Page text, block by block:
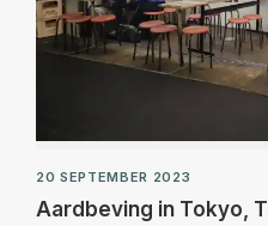
20 SEPTEMBER 2023
Aardbeving in Tokyo,